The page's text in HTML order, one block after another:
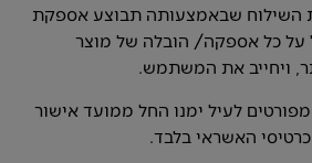
השילוח שבאמצעותה תבוצע אספקת
על כל אספקה/ הובלה של מוצר
ויחייב את המשתמש.
לעיל ימנו החל ממועד אישור
האשראי בלבד.